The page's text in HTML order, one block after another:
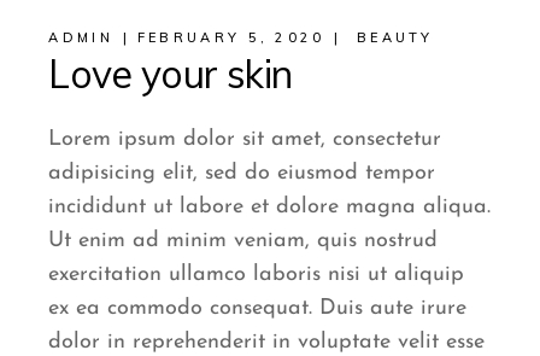
ADMIN FEBRUARY 5, 2020 BEAUTY
Love your skin
Lorem ipsum dolor sit amet, consectetur
adipisicing elit, sed do eiusmod tempor
incididunt ut labore et dolore magna aliqua.
Ut enim ad minim veniam, quis nostrud
exercitation ullamco laboris nisi ut aliquip
ex ea commodo consequat. Duis aute irure
dolor in reprehenderit in voluptate velit esse